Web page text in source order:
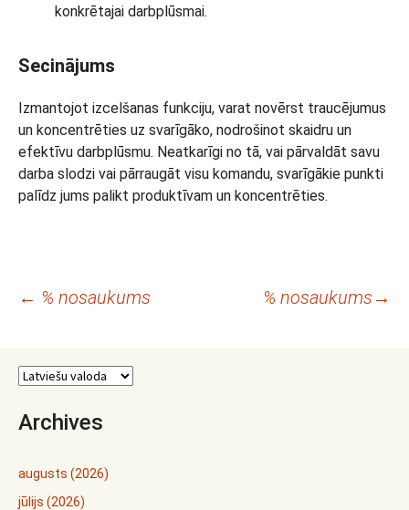
konkrētajai darbplūsmai.
Secinājums
Izmantojot izcelšanas funkciju, varat novērst traucējumus
un koncentrēties uz svarīgāko, nodrošinot skaidru un
efektīvu darbplūsmu. Neatkarīgi no tā, vai pārvaldāt savu
darba slodzi vai pārraugāt visu komandu, svarīgākie punkti
palīdz jums palikt produktīvam un koncentrēties.
Rakstu
← % nosaukums % nosaukums →
Archives
augusts (2026)
jūlijs (2026)